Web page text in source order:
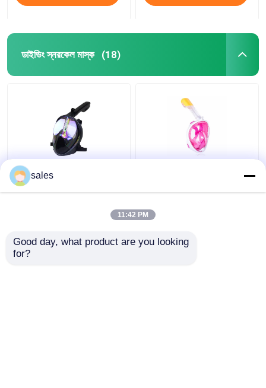
ডাইভিং স্নরকেল মাস্ক (18)
সিলিকন 180 ডিগ্রি ফুল ফেস
স্নোরকেল ডাইভিং ব্যবহার করে
sales
11:42 PM
Good day, what product are you looking
for?